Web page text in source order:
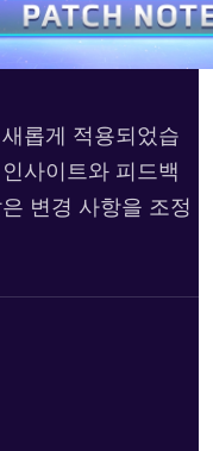
롭게 적용되었습
사이트와 피드백
변경 사항을 조정